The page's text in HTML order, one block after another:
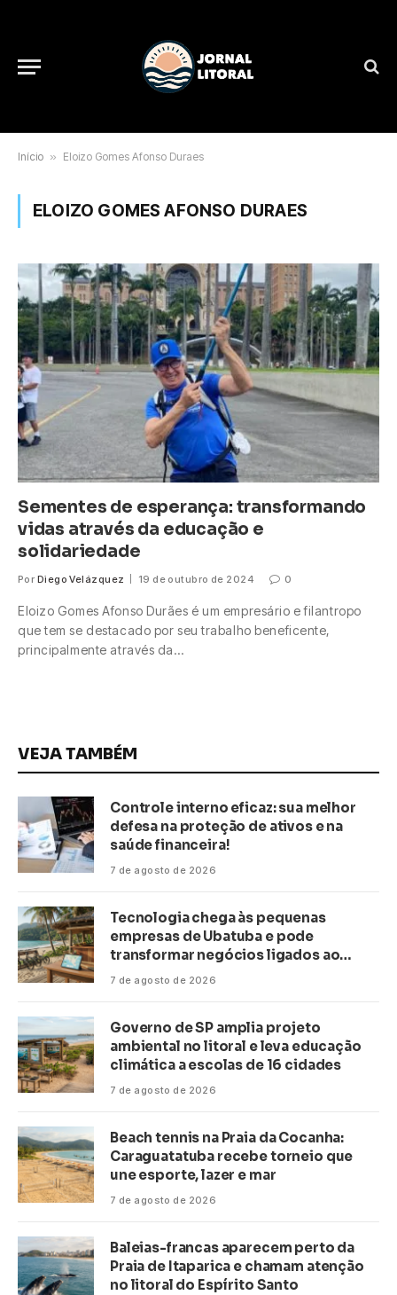
Início » Eloizo Gomes Afonso Duraes
ELOIZO GOMES AFONSO DURAES
Sementes de esperança: transformando
vidas através da educação e
solidariedade
Por Diego Velázquez 19 de outubro de 2024 0
Eloizo Gomes Afonso Durães é um empresário e filantropo
que tem se destacado por seu trabalho beneficente,
principalmente através da…
VEJA TAMBÉM
Controle interno eficaz: sua melhor
defesa na proteção de ativos e na
saúde financeira!
7 de agosto de 2026
Tecnologia chega às pequenas
empresas de Ubatuba e pode
transformar negócios ligados ao
turismo no litoral
7 de agosto de 2026
Governo de SP amplia projeto
ambiental no litoral e leva educação
climática a escolas de 16 cidades
7 de agosto de 2026
Beach tennis na Praia da Cocanha:
Caraguatatuba recebe torneio que
une esporte, lazer e mar
7 de agosto de 2026
Baleias-francas aparecem perto da
Praia de Itaparica e chamam atenção
no litoral do Espírito Santo